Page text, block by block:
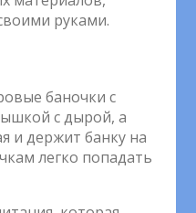
руками.
баночки с
с дырой, а
и держит банку на
легко попадать